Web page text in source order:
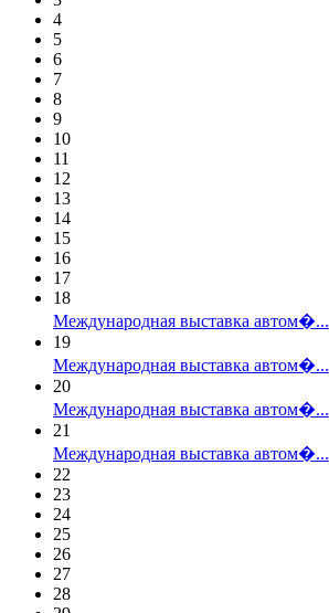
4
5
6
7
8
9
10
11
12
13
14
15
16
17
18
Международная выставка автом�...
19
Международная выставка автом�...
20
Международная выставка автом�...
21
Международная выставка автом�...
22
23
24
25
26
27
28